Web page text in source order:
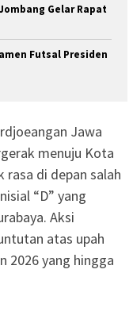
Gelar Rapat
Futsal Presiden
Jawa
menuju Kota
rasa di depan salah
“D” yang
Aksi
atas upah
2026 yang hingga